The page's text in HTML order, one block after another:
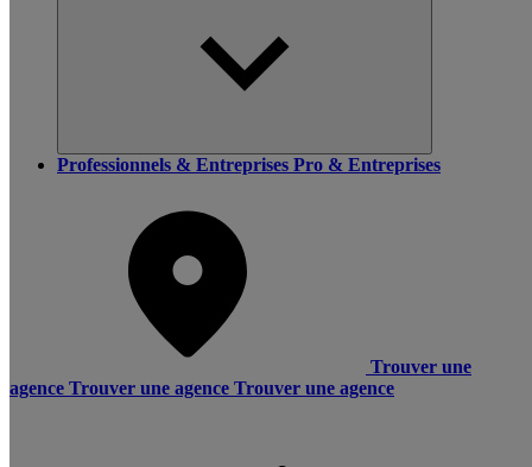
Professionnels & Entreprises Pro & Entreprises
Trouver une
agence Trouver une agence Trouver une agence